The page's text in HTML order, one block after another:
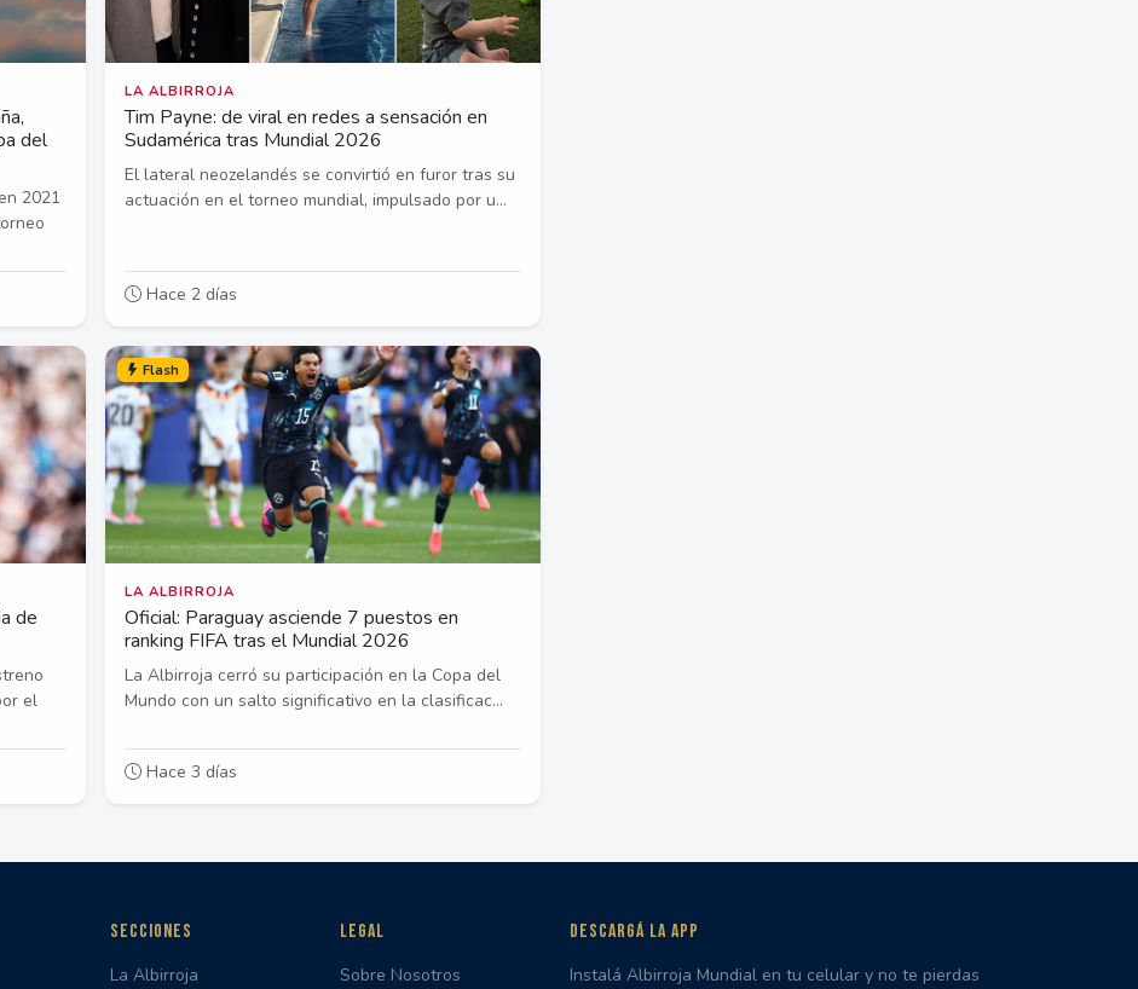
del
2021
LA ALBIRROJA
Tim Payne: de viral en redes a sensación en
Sudamérica tras Mundial 2026
El lateral neozelandés se convirtió en furor tras su
actuación en el torneo mundial, impulsado por u...
Hace 2 días
de
el
Flash
LA ALBIRROJA
Oficial: Paraguay asciende 7 puestos en
ranking FIFA tras el Mundial 2026
La Albirroja cerró su participación en la Copa del
Mundo con un salto significativo en la clasificac...
Hace 3 días
SECCIONES
La Albirroja
LEGAL
Sobre Nosotros
DESCARGÁ LA APP
Instalá Albirroja Mundial en tu celular y no te pierdas